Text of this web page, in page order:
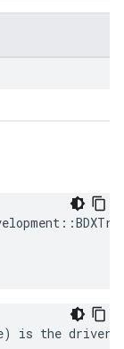
is the driver